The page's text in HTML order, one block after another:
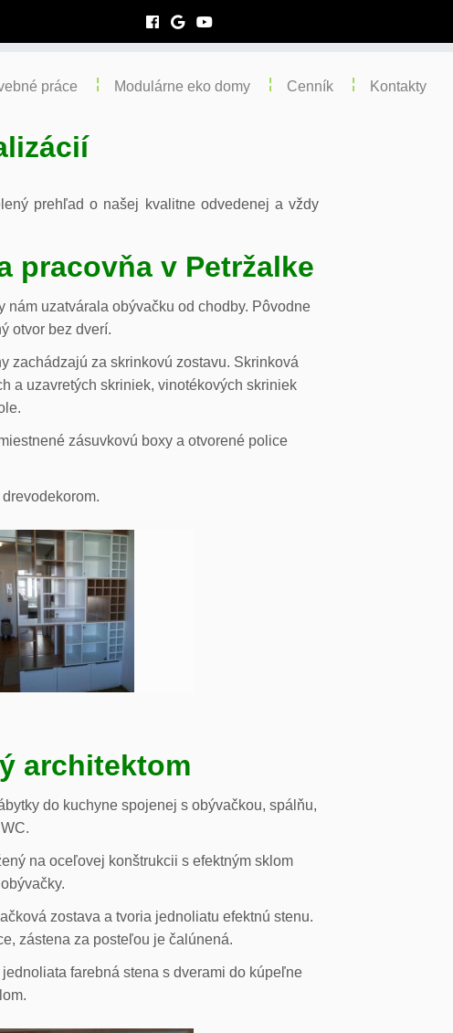
práce Modulárne eko domy Cenník Kontakty
prehľad o našej kvalitne odvedenej a vždy
pracovňa v Petržalke
uzatvárala obývačku od chodby. Pôvodne
otvor bez dverí.
zachádzajú za skrinkovú zostavu. Skrinková
a uzavretých skriniek, vinotékových skriniek
zásuvkovú boxy a otvorené police
architektom
do kuchyne spojenej s obývačkou, spálňu,
na oceľovej konštrukcii s efektným sklom
zostava a tvoria jednoliatu efektnú stenu.
zástena za posteľou je čalúnená.
farebná stena s dverami do kúpeľne